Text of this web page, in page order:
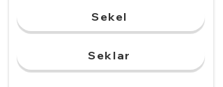
Sekel
Seklar